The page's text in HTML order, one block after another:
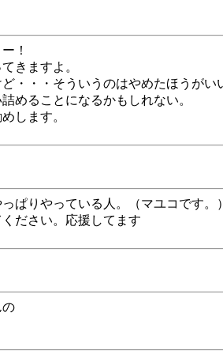
！
きますよ。
・・・そういうのはやめたほうがい
めることになるかもしれない。
します。
ぱりやっている人。（マユコです。
ださい。応援してます
の